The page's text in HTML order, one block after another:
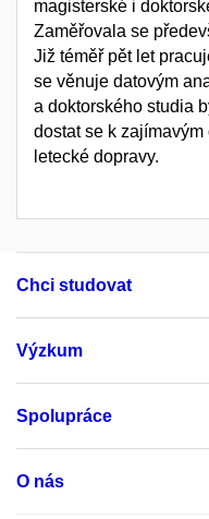
magisterské i
Zaměřovala se
Již téměř pět let
se věnuje datovým
a doktorského studia
dostat se k
letecké dopravy.
Chci studovat
Výzkum
Spolupráce
O nás